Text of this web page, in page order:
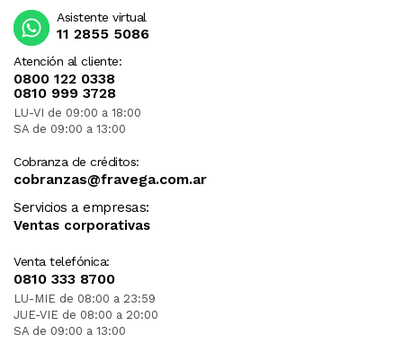
Atención al cliente:
0800 122 0338
0810 999 3728
LU-VI de 09:00 a 18:00
SA de 09:00 a 13:00
Cobranza de créditos:
cobranzas@fravega.com.ar
Servicios a empresas:
Ventas corporativas
Venta telefónica:
0810 333 8700
LU-MIE de 08:00 a 23:59
JUE-VIE de 08:00 a 20:00
SA de 09:00 a 13:00
Asistente virtual
11 2855 5086